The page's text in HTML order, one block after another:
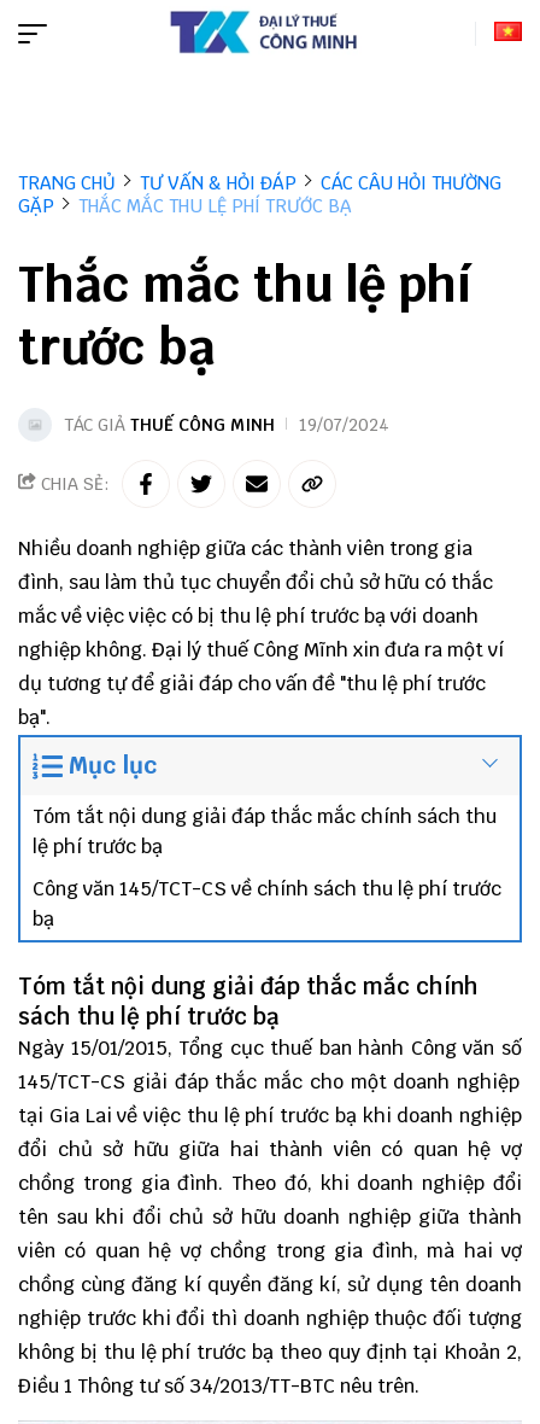
TRANG CHỦ TƯ VẤN & HỎI ĐÁP
CÁC CÂU HỎI THƯỜNG
GẶP
THẮC MẮC THU LỆ PHÍ TRƯỚC BẠ
Thắc mắc thu lệ phí
trước bạ
TÁC GIẢ THUẾ CÔNG MINH 19/07/2024
CHIA SẺ:
Nhiều doanh nghiệp giữa các thành viên trong gia
đình, sau làm thủ tục chuyển đổi chủ sở hữu có thắc
mắc về việc việc có bị thu lệ phí trước bạ với doanh
nghiệp không. Đại lý thuế Công Mĩnh xin đưa ra một ví
dụ tương tự để giải đáp cho vấn đề "thu lệ phí trước
bạ".
Mục lục
Tóm tắt nội dung giải đáp thắc mắc chính sách thu
lệ phí trước bạ
Công văn 145/TCT-CS về chính sách thu lệ phí trước
bạ
Tóm tắt nội dung giải đáp thắc mắc chính
sách thu lệ phí trước bạ
Ngày 15/01/2015, Tổng cục thuế ban hành Công văn số
145/TCT-CS giải đáp thắc mắc cho một doanh nghiệp
tại Gia Lai về việc thu lệ phí trước bạ khi doanh nghiệp
đổi chủ sở hữu giữa hai thành viên có quan hệ vợ
chồng trong gia đình. Theo đó, khi doanh nghiệp đổi
tên sau khi đổi chủ sở hữu doanh nghiệp giữa thành
viên có quan hệ vợ chồng trong gia đình, mà hai vợ
chồng cùng đăng kí quyền đăng kí, sử dụng tên doanh
nghiệp trước khi đổi thì doanh nghiệp thuộc đối tượng
không bị thu lệ phí trước bạ theo quy định tại Khoản 2,
Điều 1 Thông tư số 34/2013/TT-BTC nêu trên.